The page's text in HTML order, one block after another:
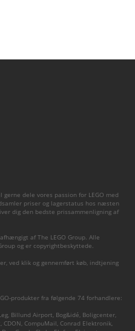
gerne dele vores passion for LEGO med
priser og lagerstatus hos næsten
dig den bedste prissammenligning af
af The LEGO Group. Alle
og er copyrightbeskyttede.
ved klik og gennemført køb, indtjening
produkter fra følgende 74 forhandlere:
, Billund Airport, Bog&idé, Boligcenter,
, CDON, CompuMail, Conrad Elektronik,